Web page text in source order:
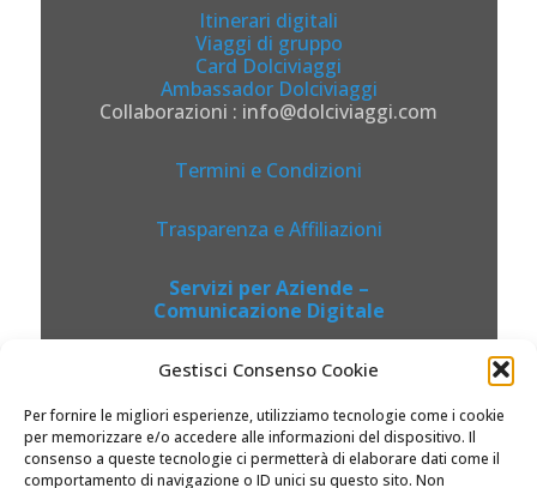
Gestisci Consenso Cookie
Per fornire le migliori esperienze, utilizziamo tecnologie come i cookie
per memorizzare e/o accedere alle informazioni del dispositivo. Il
consenso a queste tecnologie ci permetterà di elaborare dati come il
comportamento di navigazione o ID unici su questo sito. Non
Itinerari digitali
Viaggi di gruppo
Card Dolciviaggi
Ambassador Dolciviaggi
Collaborazioni : info@dolciviaggi.com
Termini e Condizioni
Trasparenza e Affiliazioni
Servizi per Aziende –
Comunicazione Digitale